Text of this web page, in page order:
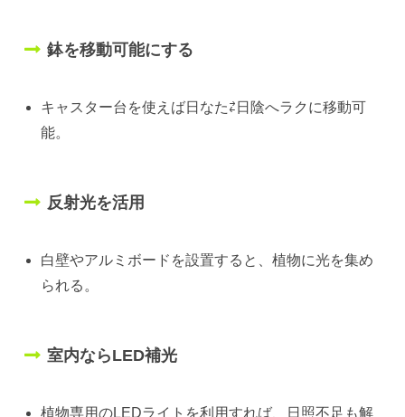
鉢を移動可能にする
キャスター台を使えば日なた⇄日陰へラクに移動可
能。
反射光を活用
白壁やアルミボードを設置すると、植物に光を集め
られる。
室内ならLED補光
植物専用のLEDライトを利用すれば、日照不足も解